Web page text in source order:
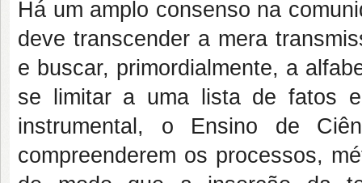
Há um amplo consenso na
deve transcender a mera
e buscar, primordialmente, a
se limitar a uma lista de fatos
instrumental, o Ensino de
compreenderem os processos,